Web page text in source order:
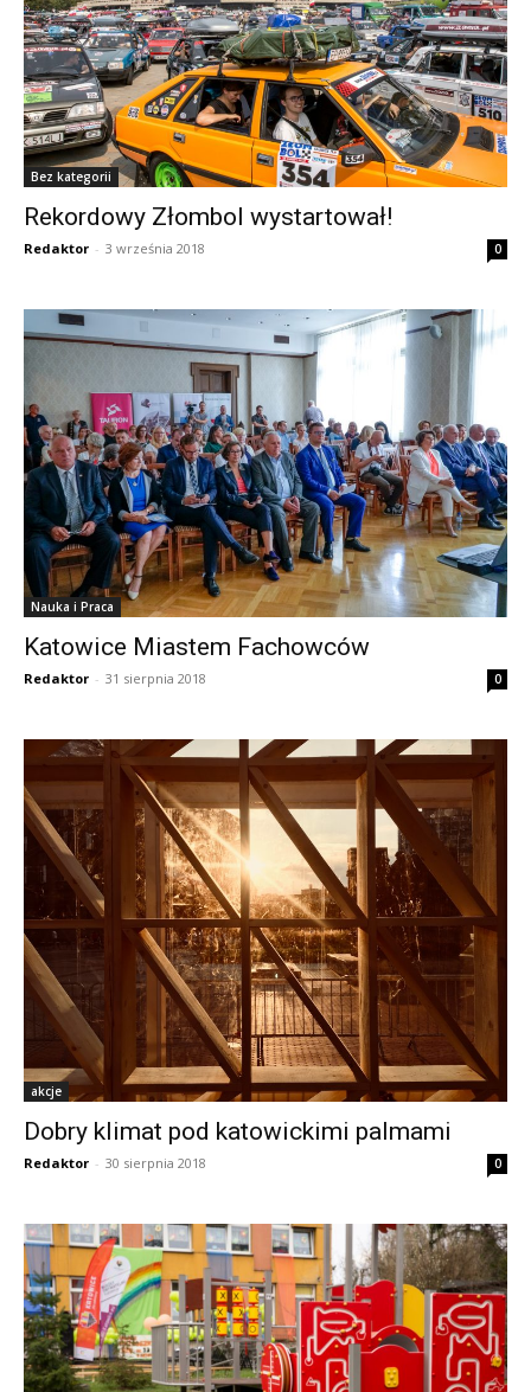
Bez kategorii
Rekordowy Złombol wystartował!
Redaktor - 3 września 2018 0
Nauka i Praca
Katowice Miastem Fachowców
Redaktor - 31 sierpnia 2018 0
akcje
Dobry klimat pod katowickimi palmami
Redaktor - 30 sierpnia 2018 0